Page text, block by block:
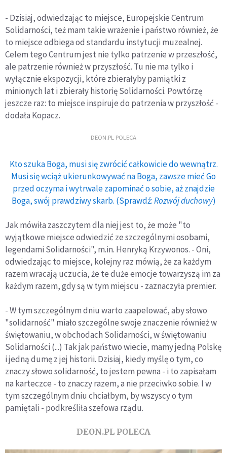
- Dzisiaj, odwiedzając to miejsce, Europejskie Centrum
Solidarności, też mam takie wrażenie i państwo również, że
to miejsce odbiega od standardu instytucji muzealnej.
Celem tego Centrum jest nie tylko patrzenie w przeszłość,
ale patrzenie również w przyszłość. Tu nie ma tylko i
wyłącznie ekspozycji, które zbierałyby pamiątki z
minionych lat i zbierały historię Solidarności. Powtórzę
jeszcze raz: to miejsce inspiruje do patrzenia w przyszłość -
dodała Kopacz.
DEON.PL POLECA
Kto szuka Boga, musi się zwrócić całkowicie do wewnątrz.
Musi się wciąż ukierunkowywać na Boga, zawsze mieć Go
przed oczyma i wytrwale zapominać o sobie, aż znajdzie
Boga, swój prawdziwy skarb. (Sprawdź:Rozwój duchowy)
Jak mówiła zaszczytem dla niej jest to, że może "to
wyjątkowe miejsce odwiedzić ze szczególnymi osobami,
legendami Solidarności", m.in. Henryką Krzywonos. - Oni,
odwiedzając to miejsce, kolejny raz mówią, że za każdym
razem wracają uczucia, że te duże emocje towarzyszą im za
każdym razem, gdy są w tym miejscu - zaznaczyła premier.
- W tym szczególnym dniu warto zaapelować, aby słowo
"solidarność" miało szczególne swoje znaczenie również w
świętowaniu, w obchodach Solidarności, w świętowaniu
Solidarności (...) Tak jak państwo wiecie, mamy jedną Polskę
i jedną dumę z jej historii. Dzisiaj, kiedy myślę o tym, co
znaczy słowo solidarność, to jestem pewna - i to zapisałam
na karteczce - to znaczy razem, a nie przeciwko sobie. I w
tym szczególnym dniu chciałbym, by wszyscy o tym
pamiętali - podkreśliła szefowa rządu.
DEON.PL POLECA